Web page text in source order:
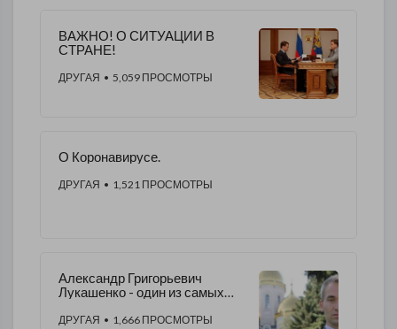
ВАЖНО! О СИТУАЦИИ В
СТРАНЕ!
ДРУГАЯ • 5,059 ПРОСМОТРЫ
О Коронавирусе.
ДРУГАЯ • 1,521 ПРОСМОТРЫ
Александр Григорьевич
Лукашенко - один из самых
лидеров!
ДРУГАЯ • 1,666 ПРОСМОТРЫ